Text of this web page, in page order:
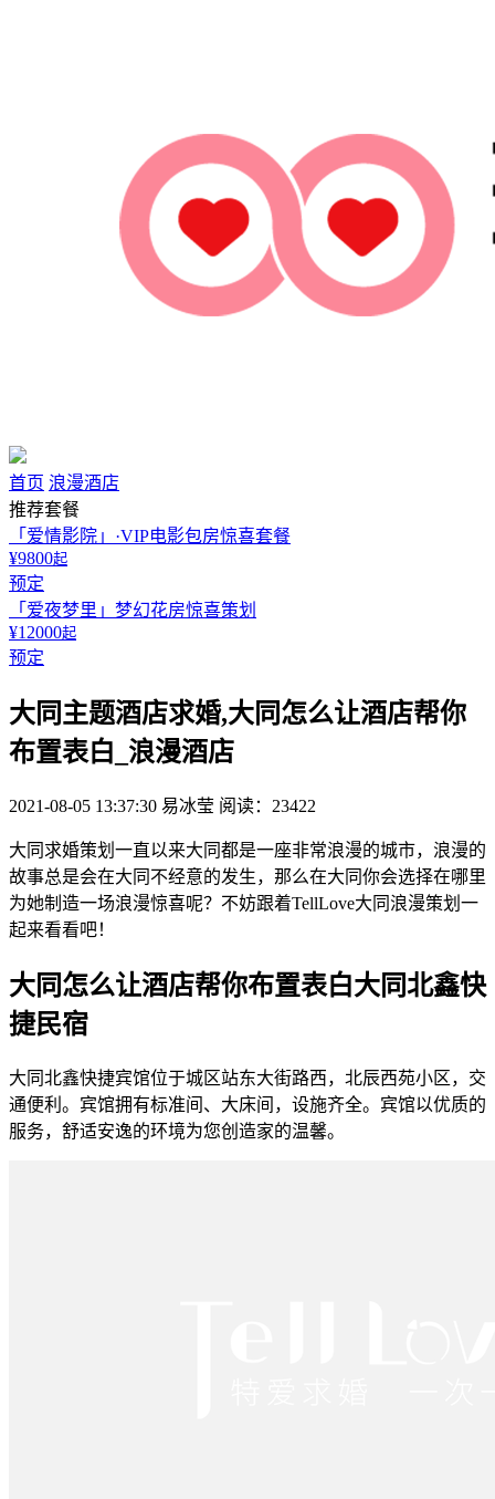
首页 浪漫酒店
推荐套餐
「爱情影院」·VIP电影包房惊喜套餐
¥9800起
预定
「爱夜梦里」梦幻花房惊喜策划
¥12000起
预定
大同主题酒店求婚,大同怎么让酒店帮你
布置表白_浪漫酒店
2021-08-05 13:37:30 易冰莹 阅读：23422
大同求婚策划一直以来大同都是一座非常浪漫的城市，浪漫的
故事总是会在大同不经意的发生，那么在大同你会选择在哪里
为她制造一场浪漫惊喜呢？不妨跟着TellLove大同浪漫策划一
起来看看吧！
大同怎么让酒店帮你布置表白大同北鑫快
捷民宿
大同北鑫快捷宾馆位于城区站东大街路西，北辰西苑小区，交
通便利。宾馆拥有标准间、大床间，设施齐全。宾馆以优质的
服务，舒适安逸的环境为您创造家的温馨。